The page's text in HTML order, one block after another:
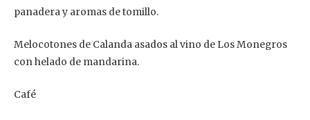
panadera y aromas de tomillo.
Melocotones de Calanda asados al vino de Los Monegros
con helado de mandarina.
Café